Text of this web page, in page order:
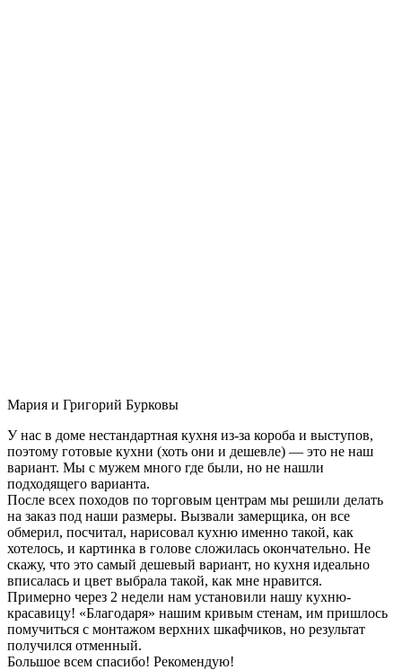
Мария и Григорий Бурковы
У нас в доме нестандартная кухня из-за короба и выступов,
поэтому готовые кухни (хоть они и дешевле) — это не наш
вариант. Мы с мужем много где были, но не нашли
подходящего варианта.
После всех походов по торговым центрам мы решили делать
на заказ под наши размеры. Вызвали замерщика, он все
обмерил, посчитал, нарисовал кухню именно такой, как
хотелось, и картинка в голове сложилась окончательно. Не
скажу, что это самый дешевый вариант, но кухня идеально
вписалась и цвет выбрала такой, как мне нравится.
Примерно через 2 недели нам установили нашу кухню-
красавицу! «Благодаря» нашим кривым стенам, им пришлось
помучиться с монтажом верхних шкафчиков, но результат
получился отменный.
Большое всем спасибо! Рекомендую!